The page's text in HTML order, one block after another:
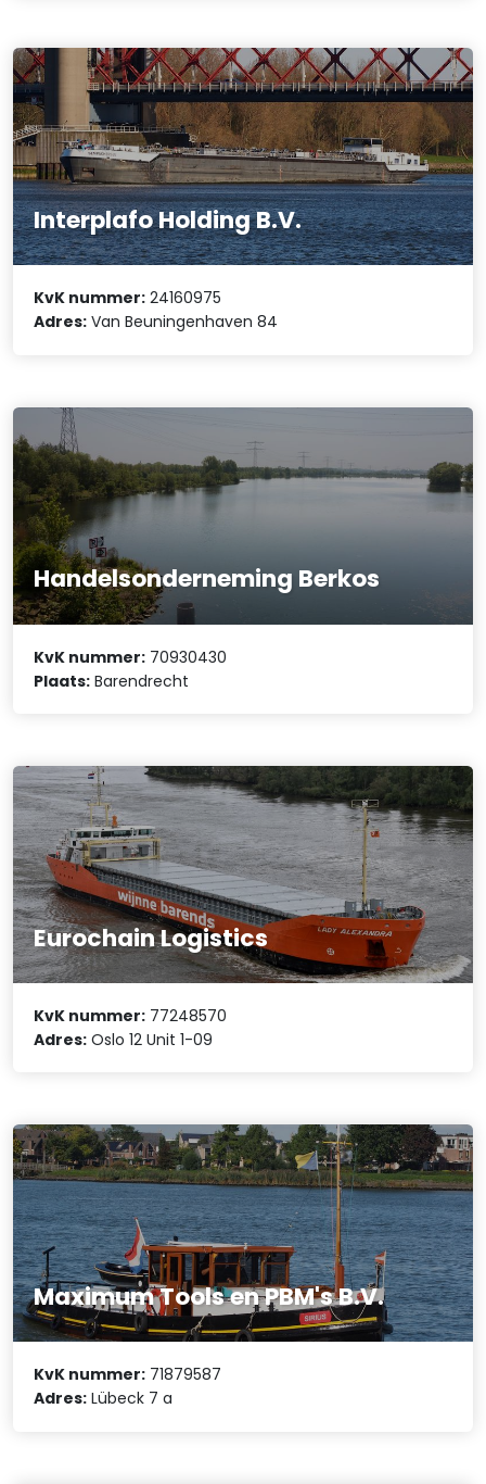
Interplafo Holding B.V.
KvK nummer: 24160975
Adres: Van Beuningenhaven 84
Handelsonderneming Berkos
KvK nummer: 70930430
Plaats: Barendrecht
Eurochain Logistics
KvK nummer: 77248570
Adres: Oslo 12 Unit 1-09
Maximum Tools en PBM's B.V.
KvK nummer: 71879587
Adres: Lübeck 7 a